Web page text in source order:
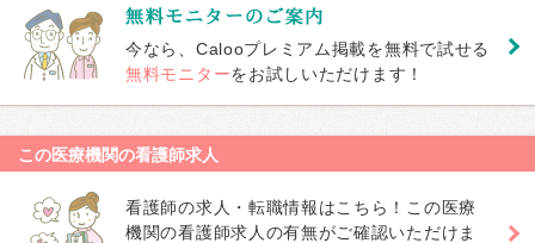
今なら、Calooプレミアム掲載を無料で試せる
無料モニターをお試しいただけます！
この医療機関の看護師求人
看護師の求人・転職情報はこちら！この医療
機関の看護師求人の有無がご確認いただけま